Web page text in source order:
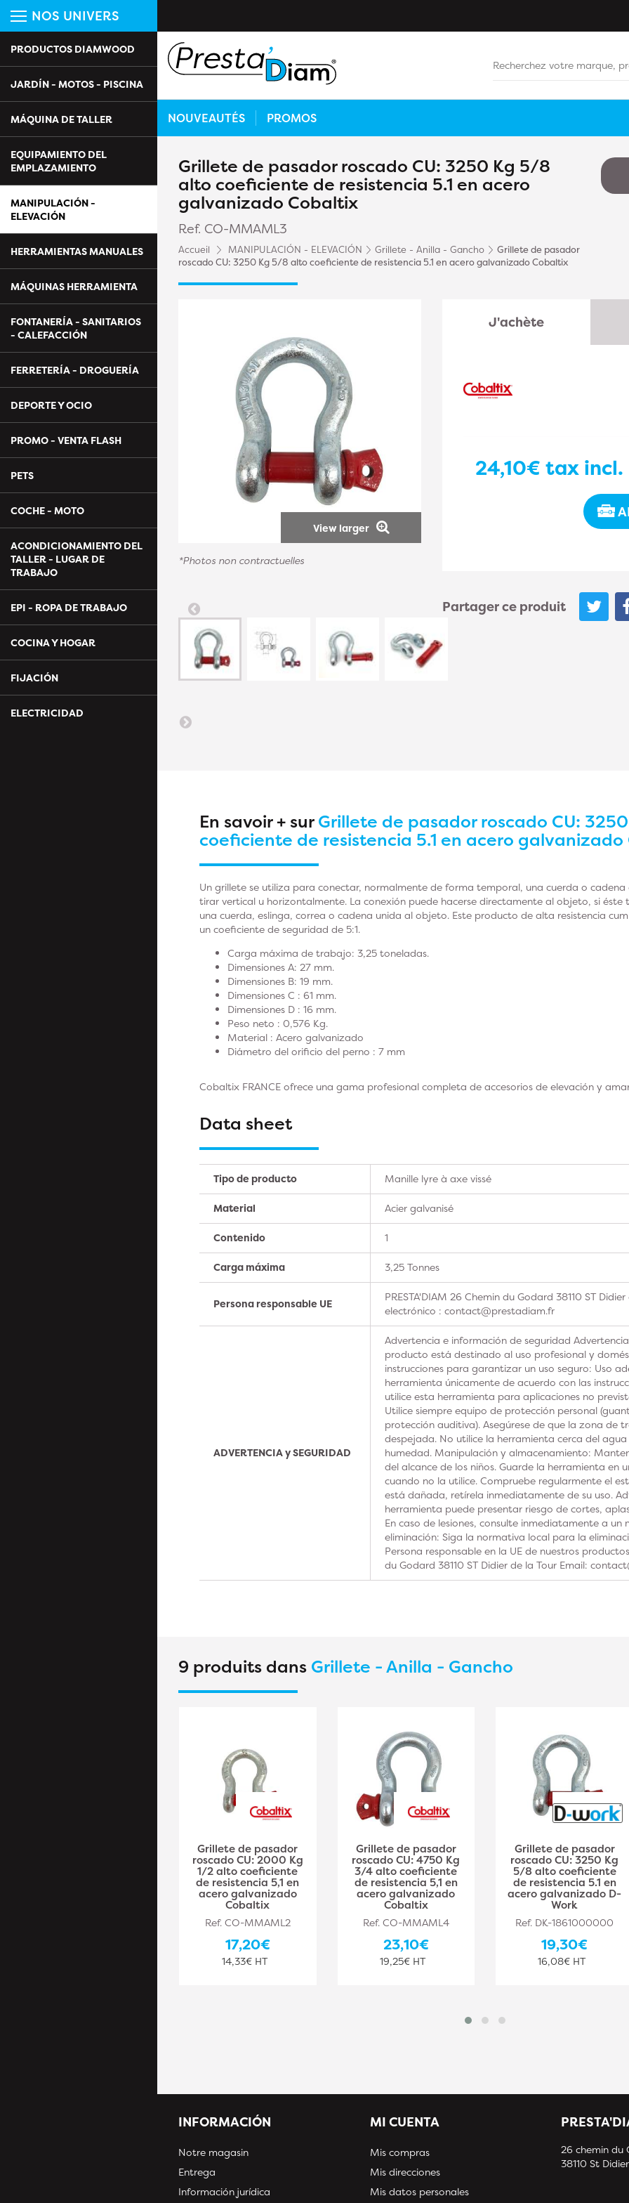
NOS UNIVERS
PRODUCTOS DIAMWOOD
JARDÍN - MOTOS - PISCINA
MÁQUINA DE TALLER
EQUIPAMIENTO DEL
EMPLAZAMIENTO
MANIPULACIÓN -
ELEVACIÓN
HERRAMIENTAS MANUALES
MÁQUINAS HERRAMIENTA
FONTANERÍA - SANITARIOS
- CALEFACCIÓN
FERRETERÍA - DROGUERÍA
DEPORTE Y OCIO
PROMO - VENTA FLASH
PETS
COCHE - MOTO
ACONDICIONAMIENTO DEL
TALLER - LUGAR DE
TRABAJO
EPI - ROPA DE TRABAJO
COCINA Y HOGAR
FIJACIÓN
ELECTRICIDAD
NOUVEAUTÉS PROMOS
Grillete de pasador roscado CU: 3250 Kg 5/8
alto coeficiente de resistencia 5.1 en acero
galvanizado Cobaltix
Ref. CO-MMAML3
Accueil MANIPULACIÓN - ELEVACIÓN Grillete - Anilla - Gancho
Grillete de pasador
roscado CU: 3250 Kg 5/8 alto coeficiente de resistencia 5.1 en acero galvanizado Cobaltix
View larger
*Photos non contractuelles
J'achète
24,10€ tax incl.
Partager ce produit
En savoir + surGrillete de pasador roscado CU:
coeficiente de resistencia 5.1 en acero
Un grillete se utiliza para conectar, normalmente de forma temporal, una cuerda o
tirar vertical u horizontalmente. La conexión puede hacerse directamente al objeto, si éste
una cuerda, eslinga, correa o cadena unida al objeto. Este producto de alta resistencia
un coeficiente de seguridad de 5:1.
Carga máxima de trabajo: 3,25 toneladas.
Dimensiones A: 27 mm.
Dimensiones B: 19 mm.
Dimensiones C : 61 mm.
Dimensiones D : 16 mm.
Peso neto : 0,576 Kg.
Material : Acero galvanizado
Diámetro del orificio del perno : 7 mm
Cobaltix FRANCE ofrece una gama profesional completa de accesorios de elevación y
Data sheet
Tipo de producto Manille lyre à axe vissé
Material Acier galvanisé
Contenido 1
Carga máxima 3,25 Tonnes
Persona responsable UE
PRESTA'DIAM 26 Chemin du Godard 38110 ST
electrónico : contact@prestadiam.fr
ADVERTENCIA y SEGURIDAD
Advertencia e información de seguridad
producto está destinado al uso profesional y
instrucciones para garantizar un uso seguro: Uso
herramienta únicamente de acuerdo con las
utilice esta herramienta para aplicaciones no
Utilice siempre equipo de protección personal
protección auditiva). Asegúrese de que la zona de
despejada. No utilice la herramienta cerca del
humedad. Manipulación y almacenamiento:
del alcance de los niños. Guarde la herramienta en
cuando no la utilice. Compruebe regularmente el
está dañada, retírela inmediatamente de su uso.
herramienta puede presentar riesgo de cortes,
En caso de lesiones, consulte inmediatamente a un
eliminación: Siga la normativa local para la
Persona responsable en la UE de nuestros
du Godard 38110 ST Didier de la Tour Email:
9 produits dans Grillete - Anilla - Gancho
Grillete de pasador
roscado CU: 2000 Kg
1/2 alto coeficiente
de resistencia 5,1 en
acero galvanizado
Cobaltix
Ref. CO-MMAML2
17,20€
14,33€ HT
Grillete de pasador
roscado CU: 4750 Kg
3/4 alto coeficiente
de resistencia 5,1 en
acero galvanizado
Cobaltix
Ref. CO-MMAML4
23,10€
19,25€ HT
Grillete de pasador
roscado CU: 3250 Kg
5/8 alto coeficiente
de resistencia 5.1 en
acero galvanizado D-
Work
Ref. DK-1861000000
19,30€
16,08€ HT
INFORMACIÓN
Notre magasin
Entrega
Información jurídica
MI CUENTA
Mis compras
Mis direcciones
Mis datos personales
26 chemin du
38110 St